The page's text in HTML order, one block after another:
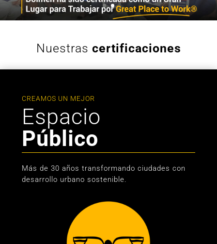
Nuestras certificaciones
CREAMOS UN MEJOR
Espacio
Público
Más de 30 años transformando ciudades con
desarrollo urbano sostenible.